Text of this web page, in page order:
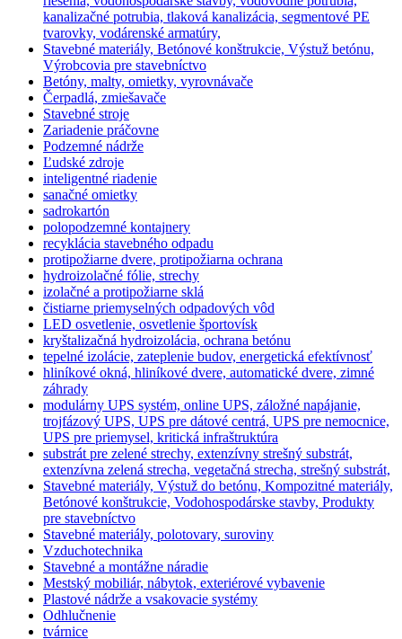
kanalizačné potrubia, tlaková kanalizácia, segmentové PE
tvarovky, vodárenské armatúry,
Stavebné materiály, Betónové konštrukcie, Výstuž betónu,
Výrobcovia pre stavebníctvo
Betóny, malty, omietky, vyrovnávače
Čerpadlá, zmiešavače
Stavebné stroje
Zariadenie práčovne
Podzemné nádrže
Ľudské zdroje
inteligentné riadenie
sanačné omietky
sadrokartón
polopodzemné kontajnery
recyklácia stavebného odpadu
protipožiarne dvere, protipožiarna ochrana
hydroizolačné fólie, strechy
izolačné a protipožiarne sklá
čistiarne priemyselných odpadových vôd
LED osvetlenie, osvetlenie športovísk
kryštalizačná hydroizolácia, ochrana betónu
tepelné izolácie, zateplenie budov, energetická efektívnosť
hliníkové okná, hliníkové dvere, automatické dvere, zimné
záhrady
modulárny UPS systém, online UPS, záložné napájanie,
trojfázový UPS, UPS pre dátové centrá, UPS pre nemocnice,
UPS pre priemysel, kritická infraštruktúra
substrát pre zelené strechy, extenzívny strešný substrát,
extenzívna zelená strecha, vegetačná strecha, strešný substrát,
Stavebné materiály, Výstuž do betónu, Kompozitné materiály,
Betónové konštrukcie, Vodohospodárske stavby, Produkty
pre stavebníctvo
Stavebné materiály, polotovary, suroviny
Vzduchotechnika
Stavebné a montážne náradie
Mestský mobiliár, nábytok, exteriérové vybavenie
Plastové nádrže a vsakovacie systémy
Odhlučnenie
tvárnice